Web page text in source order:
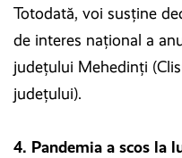
Totodată, voi susține
de interes național a
județului Mehedinți
județului).
4. Pandemia a scos la